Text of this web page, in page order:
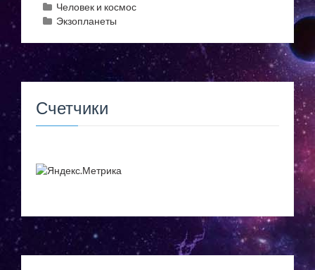
Человек и космос
Экзопланеты
Счетчики